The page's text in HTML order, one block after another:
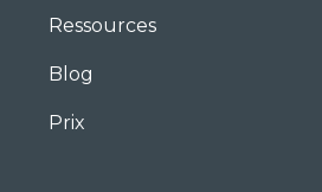
Ressources
Blog
Prix